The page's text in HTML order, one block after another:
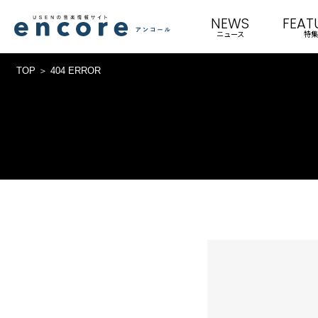
NEWS
ニュース 特集
TOP 404 ERROR